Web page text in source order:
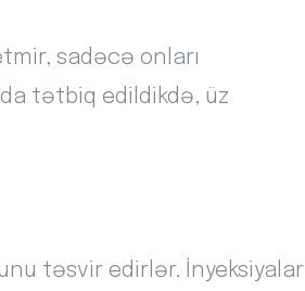
sadəcə onları
tətbiq edildikdə, üz
təsvir edirlər. İnyeksiyalar